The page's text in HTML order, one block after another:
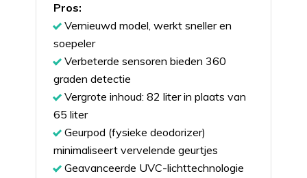
Pros:
Vernieuwd model, werkt sneller en
soepeler
Verbeterde sensoren bieden 360
graden detectie
Vergrote inhoud: 82 liter in plaats van
65 liter
Geurpod (fysieke deodorizer)
minimaliseert vervelende geurtjes
Geavanceerde UVC-lichttechnologie